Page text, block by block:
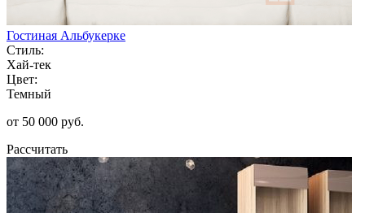
Гостиная Альбукерке
Стиль:
Хай-тек
Цвет:
Темный
от 50 000 руб.
Рассчитать